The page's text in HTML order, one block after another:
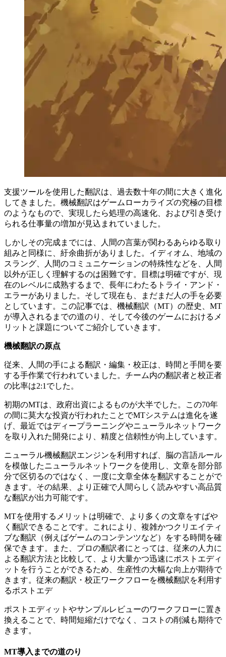
支援ツールを使用した翻訳は、過去数十年の間に大きく進化
してきました。機械翻訳はゲームローカライズの究極の目標
のようなもので、実現したら処理の高速化、および引き受け
られる仕事量の増加が見込まれていました。
しかしその完成までには、人間の言葉が関わるあらゆる取り
組みと同様に、紆余曲折がありました。イディオム、地域の
スラング、人間のコミュニケーションの特殊性などを、人間
以外が正しく理解するのは困難です。目標は明確ですが、現
在のレベルに成熟するまで、長年にわたるトライ・アンド・
エラーがありました。そして現在も、まだまだ人の手を必要
としています。この記事では、機械翻訳（MT）の歴史、MT
が導入されるまでの道のり、そして今後のゲームにおけるメ
リットと課題についてご紹介していきます。
機械翻訳の原点
従来、人間の手による翻訳・編集・校正は、時間と手間を要
する手作業で行われていました。チーム内の翻訳者と校正者
の比率は2:1でした。
初期のMTは、政府出資によるものが大半でした。この70年
の間に莫大な投資が行われたことでMTシステムは進化を遂
げ、最近ではディープラーニングやニューラルネットワーク
を取り入れた開発により、精度と信頼性が向上しています。
ニューラル機械翻訳エンジンを利用すれば、脳の言語ルール
を模倣したニューラルネットワークを使用し、文章を部分部
分で区切るのではなく、一度に文章全体を翻訳することがで
きます。その結果、より正確で人間らしく読みやすい高品質
な翻訳が出力可能です。
MTを使用するメリットは明確で、より多くの文章をすばや
く翻訳できることです。これにより、複雑かつクリエイティ
ブな翻訳（例えばゲームのコンテンツなど）をする時間を確
保できます。また、プロの翻訳者にとっては、従来の人力に
よる翻訳方法と比較して、より大量かつ迅速にポストエディ
ットを行うことができるため、生産性の大幅な向上が期待で
きます。従来の翻訳・校正ワークフローを機械翻訳を利用す
るポストエデ
ポストエディットやサンプルレビューのワークフローに置き
換えることで、時間短縮だけでなく、コストの削減も期待で
きます。
MT導入までの道のり